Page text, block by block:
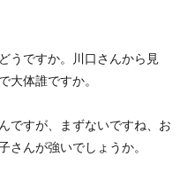
うですか。川口さんから見
大体誰ですか。
ですが、まずないですね、お
さんが強いでしょうか。